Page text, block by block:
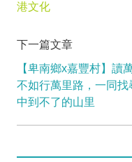
港文化
下一篇文章
【卑南鄉x嘉豐村】讀
不如行萬里路，一同找
中到不了的山里